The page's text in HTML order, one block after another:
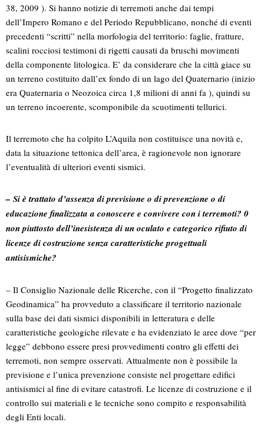
38, 2009 ). Si hanno notizie di terremoti anche dai tempi
dell’Impero Romano e del Periodo Repubblicano, nonché di eventi
precedenti “scritti” nella morfologia del territorio: faglie, fratture,
scalini rocciosi testimoni di rigetti causati da bruschi movimenti
della componente litologica. E’ da considerare che la città giace su
un terreno costituito dall’ex fondo di un lago del Quaternario (inizio
era Quaternaria o Neozoica circa 1,8 milioni di anni fa ), quindi su
un terreno incoerente, scomponibile da scuotimenti tellurici.
Il terremoto che ha colpito L’Aquila non costituisce una novità e,
data la situazione tettonica dell’area, è ragionevole non ignorare
l’eventualità di ulteriori eventi sismici.
– Si è trattato d’assenza di previsione o di prevenzione o di
educazione finalizzata a conoscere e convivere con i terremoti? 0
non piuttosto dell’inesistenza di un oculato e categorico rifiuto di
licenze di costruzione senza caratteristiche progettuali
antisismiche?
– Il Consiglio Nazionale delle Ricerche, con il “Progetto finalizzato
Geodinamica” ha provveduto a classificare il territorio nazionale
sulla base dei dati sismici disponibili in letteratura e delle
caratteristiche geologiche rilevate e ha evidenziato le aree dove “per
legge” debbono essere presi provvedimenti contro gli effetti dei
terremoti, non sempre osservati. Attualmente non è possibile la
previsione e l’unica prevenzione consiste nel progettare edifici
antisismici al fine di evitare catastrofi. Le licenze di costruzione e il
controllo sui materiali e le tecniche sono compito e responsabilità
degli Enti locali.